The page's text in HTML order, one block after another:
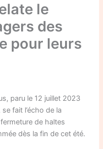
le
des
pour leurs
paru le 12 juillet 2023
se fait l’écho de la
de haltes
dès la fin de cet été.